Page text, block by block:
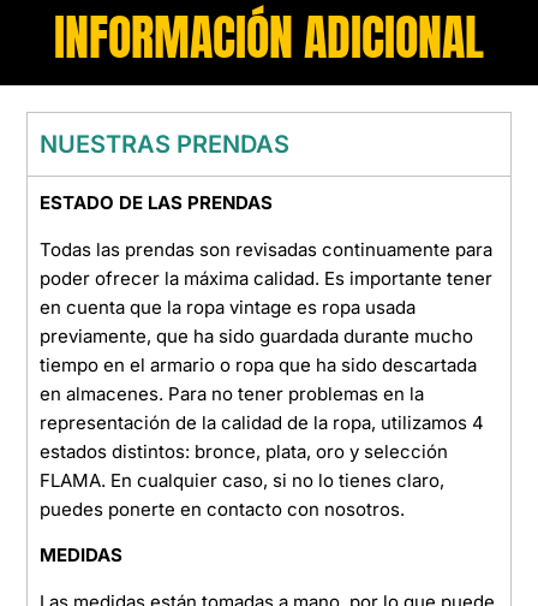
INFORMACIÓN ADICIONAL
NUESTRAS PRENDAS
ESTADO DE LAS PRENDAS
Todas las prendas son revisadas continuamente para
poder ofrecer la máxima calidad. Es importante tener
en cuenta que la ropa vintage es ropa usada
previamente, que ha sido guardada durante mucho
tiempo en el armario o ropa que ha sido descartada
en almacenes. Para no tener problemas en la
representación de la calidad de la ropa, utilizamos 4
estados distintos: bronce, plata, oro y selección
FLAMA. En cualquier caso, si no lo tienes claro,
puedes ponerte en contacto con nosotros.
MEDIDAS
Las medidas están tomadas a mano, por lo que puede